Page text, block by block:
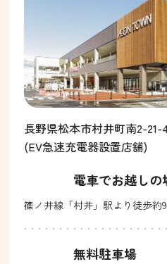
長野県松本市村
(EV急速充電器設置店舗)
電車でお越しの
篠ノ井線「村井」駅より徒歩約
無料駐車場